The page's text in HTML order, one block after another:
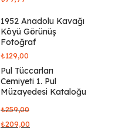
1952 Anadolu Kavağı
Köyü Görünüş
Fotoğraf
₺129,00
Pul Tüccarları
Cemiyeti 1. Pul
Müzayedesi Kataloğu
₺259,00
₺209,00